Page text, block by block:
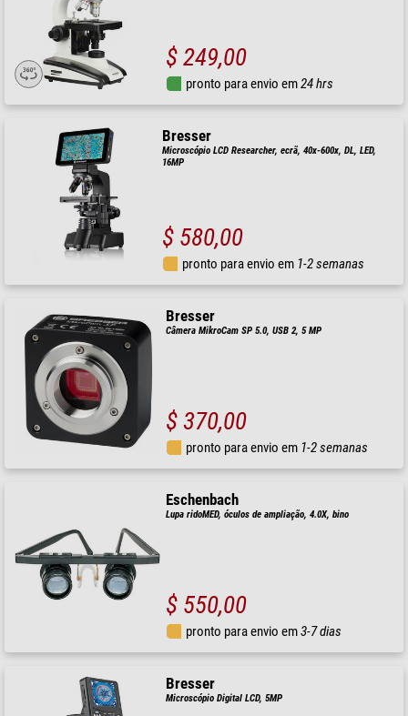
$ 249,00
pronto para envio em24 hrs
Bresser
Microscópio LCD Researcher, ecrã, 40x-600x, DL, LED,
16MP
$ 580,00
pronto para envio em 1-2 semanas
Bresser
Câmera MikroCam SP 5.0, USB 2, 5 MP
$ 370,00
pronto para envio em 1-2 semanas
Eschenbach
Lupa ridoMED, óculos de ampliação, 4.0X, bino
$ 550,00
pronto para envio em3-7 dias
Bresser
Microscópio Digital LCD, 5MP